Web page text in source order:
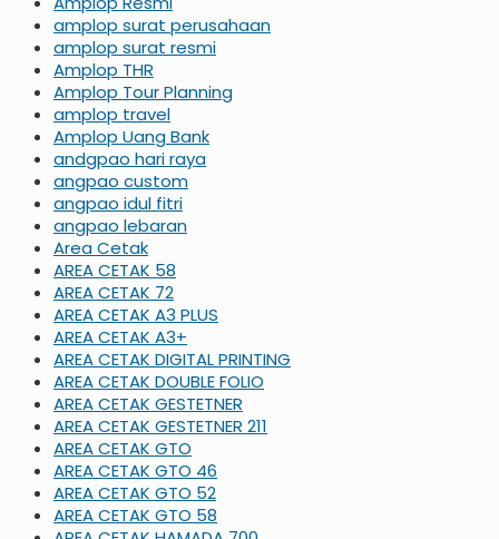
amplop surat perusahaan
amplop surat resmi
Amplop THR
Amplop Tour Planning
amplop travel
Amplop Uang Bank
andgpao hari raya
angpao custom
angpao idul fitri
angpao lebaran
Area Cetak
AREA CETAK 58
AREA CETAK 72
AREA CETAK A3 PLUS
AREA CETAK A3+
AREA CETAK DIGITAL PRINTING
AREA CETAK DOUBLE FOLIO
AREA CETAK GESTETNER
AREA CETAK GESTETNER 211
AREA CETAK GTO
AREA CETAK GTO 46
AREA CETAK GTO 52
AREA CETAK GTO 58